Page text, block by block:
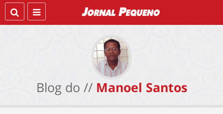
Blog do // Manoel Santos